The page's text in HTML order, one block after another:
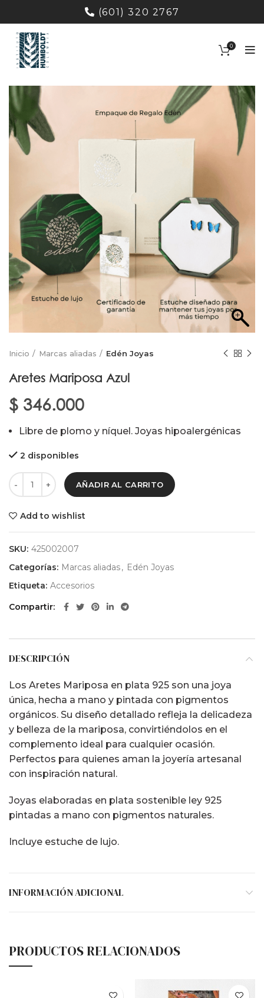
(601) 320 2767
0
Inicio Marcas aliadas Edén Joyas
Aretes Mariposa Azul
$ 346.000
Libre de plomo y níquel. Joyas hipoalergénicas
2 disponibles
AÑADIR AL CARRITO
Add to wishlist
SKU: 425002007
Categorías: Marcas aliadas, Edén Joyas
Etiqueta: Accesorios
Compartir
DESCRIPCIÓN
Los Aretes Mariposa en plata 925 son una joya
única, hecha a mano y pintada con pigmentos
orgánicos. Su diseño detallado refleja la delicadeza
y belleza de la mariposa, convirtiéndolos en el
complemento ideal para cualquier ocasión.
Perfectos para quienes aman la joyería artesanal
con inspiración natural.
Joyas elaboradas en plata sostenible ley 925
pintadas a mano con pigmentos naturales.
Incluye estuche de lujo.
INFORMACIÓN ADICIONAL
PRODUCTOS RELACIONADOS